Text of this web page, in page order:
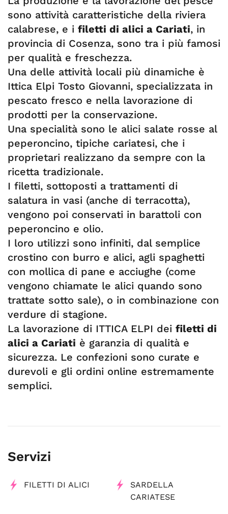
sono attività caratteristiche della riviera
calabrese, e i filetti di alici a Cariati, in
provincia di Cosenza, sono tra i più famosi
per qualità e freschezza.
Una delle attività locali più dinamiche è
Ittica Elpi Tosto Giovanni, specializzata in
pescato fresco e nella lavorazione di
prodotti per la conservazione.
Una specialità sono le alici salate rosse al
peperoncino, tipiche cariatesi, che i
proprietari realizzano da sempre con la
ricetta tradizionale.
I filetti, sottoposti a trattamenti di
salatura in vasi (anche di terracotta),
vengono poi conservati in barattoli con
peperoncino e olio.
I loro utilizzi sono infiniti, dal semplice
crostino con burro e alici, agli spaghetti
con mollica di pane e acciughe (come
vengono chiamate le alici quando sono
trattate sotto sale), o in combinazione con
verdure di stagione.
La lavorazione di ITTICA ELPI dei filetti di
alici a Cariati è garanzia di qualità e
sicurezza. Le confezioni sono curate e
durevoli e gli ordini online estremamente
semplici.
Servizi
FILETTI DI ALICI
SARDELLA
CARIATESE